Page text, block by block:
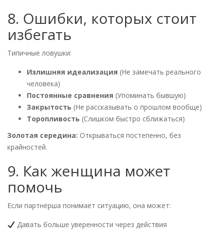
8. Ошибки, которых стоит
избегать
Типичные ловушки:
Излишняя идеализация (Не замечать реального
человека)
Постоянные сравнения (Упоминать бывшую)
Закрытость (Не рассказывать о прошлом вообще)
Торопливость (Слишком быстро сближаться)
Золотая середина: Открываться постепенно, без
крайностей.
9. Как женщина может
помочь
Если партнёрша понимает ситуацию, она может:
Давать больше уверенности через действия